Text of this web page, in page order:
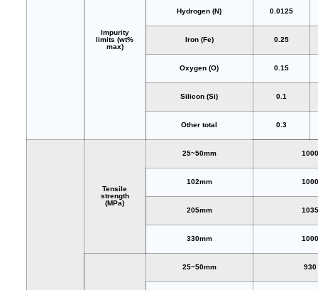
Impurity
limits (wt%
max)
Hydrogen (N) 0.0125
Iron (Fe) 0.25
Oxygen (O) 0.15
Silicon (Si) 0.1
Other total 0.3
Tensile
strength
(MPa)
25~50mm 1000
102mm 1000
205mm 1035
330mm 1000
25~50mm 930